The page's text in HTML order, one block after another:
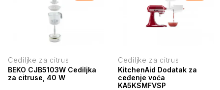
Cediljke za citrus
BEKO CJB5103W Cediljka
za citruse, 40 W
Cediljke za citrus
KitchenAid Dodatak za
ceđenje voća
KA5KSMFVSP